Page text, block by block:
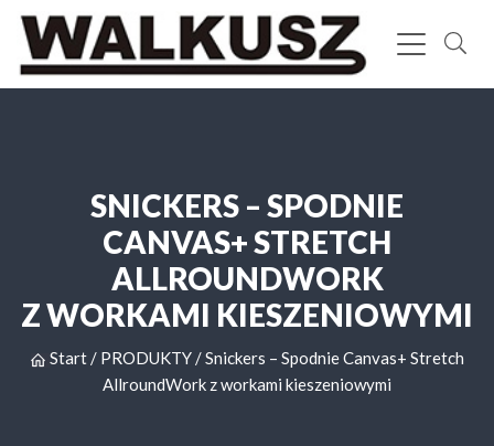
SNICKERS – SPODNIE
CANVAS+ STRETCH
ALLROUNDWORK
Z WORKAMI KIESZENIOWYMI
Start/ PRODUKTY/Snickers – Spodnie Canvas+ Stretch
AllroundWork z workami kieszeniowymi